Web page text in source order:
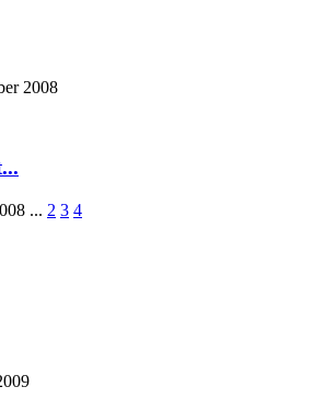
2008
... 2 3 4